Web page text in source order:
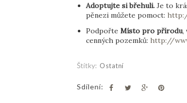
Adoptujte si břehuli.Je to
pěnezi můžete pomoct:
Podpořte Místo pro přírodu,
cenných pozemků: http://
Štítky: Ostatní
Sdílení: